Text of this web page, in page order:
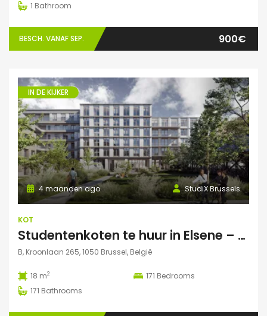
1 Bathroom
BESCH. VANAF SEP. 900€
IN DE KIJKER
StudiX Brussels
4 maanden ago
KOT
Studentenkoten te huur in Elsene – Residentie StudiX
B, Kroonlaan 265, 1050 Brussel, België
18 m2 171 Bedrooms
171 Bathrooms